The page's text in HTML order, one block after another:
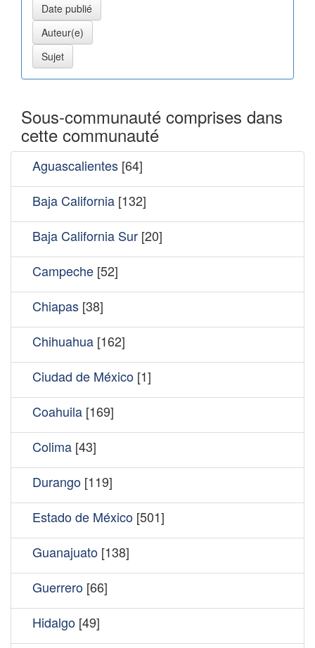
Sous-communauté comprises dans
cette communauté
Aguascalientes [64]
Baja California [132]
Baja California Sur [20]
Campeche [52]
Chiapas [38]
Chihuahua [162]
Ciudad de México [1]
Coahuila [169]
Colima [43]
Durango [119]
Estado de México [501]
Guanajuato [138]
Guerrero [66]
Hidalgo [49]